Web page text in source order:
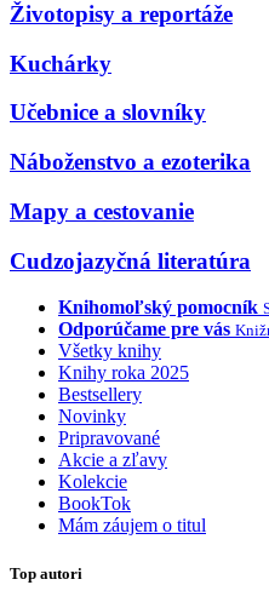
Životopisy a reportáže
Kuchárky
Učebnice a slovníky
Náboženstvo a ezoterika
Mapy a cestovanie
Cudzojazyčná literatúra
Knihomoľský pomocník
Odporúčame pre vás
Všetky knihy
Knihy roka 2025
Bestsellery
Novinky
Pripravované
Akcie a zľavy
Kolekcie
BookTok
Mám záujem o titul
Top autori